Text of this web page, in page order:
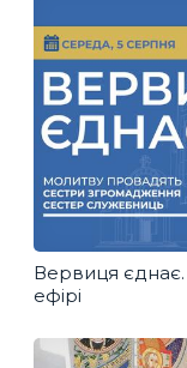
Вервиця
ефірі